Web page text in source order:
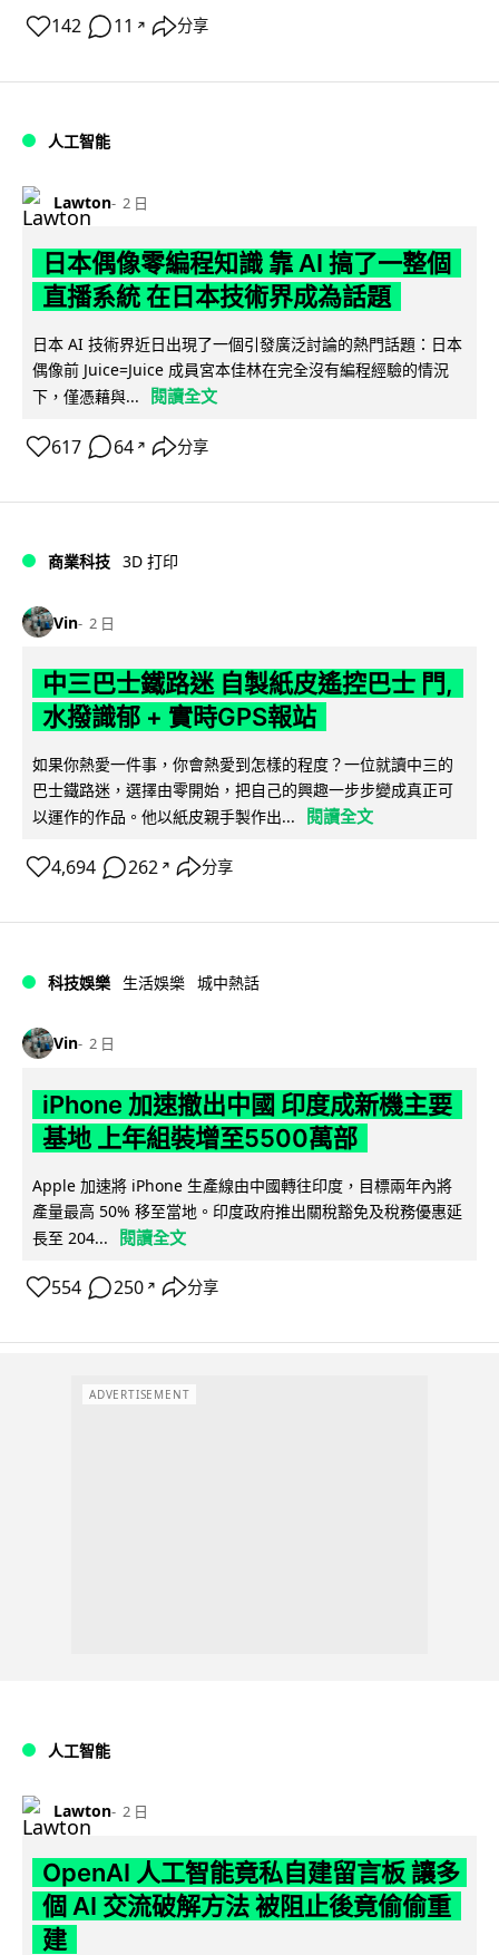
142 11 ↗ 分享
人工智能
Lawton 2 日
日本偶像零編程知識 靠 AI 搞了一整個
直播系統 在日本技術界成為話題
日本 AI 技術界近日出現了一個引發廣泛討論的熱門話題：日本
偶像前 Juice=Juice 成員宮本佳林在完全沒有編程經驗的情況
下，僅憑藉與...
閱讀全文
617 64 ↗ 分享
商業科技 3D 打印
Vin 2 日
中三巴士鐵路迷 自製紙皮遙控巴士 門,
水撥識郁 + 實時GPS報站
如果你熱愛一件事，你會熱愛到怎樣的程度？一位就讀中三的
巴士鐵路迷，選擇由零開始，把自己的興趣一步步變成真正可
以運作的作品。他以紙皮親手製作出...
閱讀全文
4,694 262 ↗ 分享
科技娛樂 生活娛樂 城中熱話
Vin 2 日
iPhone 加速撤出中國 印度成新機主要
基地 上年組裝增至5500萬部
Apple 加速將 iPhone 生產線由中國轉往印度，目標兩年內將
產量最高 50% 移至當地。印度政府推出關稅豁免及稅務優惠延
長至 204...
閱讀全文
554 250 ↗ 分享
ADVERTISEMENT
人工智能
Lawton 2 日
OpenAI 人工智能竟私自建留言板 讓多
個 AI 交流破解方法 被阻止後竟偷偷重
建